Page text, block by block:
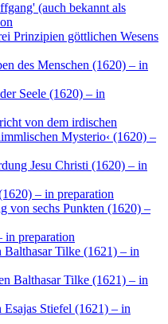
(auch bekannt als
Prinzipien göttlichen Wesens
des Menschen (1620) – in
Seele (1620) – in
von dem irdischen
Mysterio‹ (1620) –
Jesu Christi (1620) – in
– in preparation
von sechs Punkten (1620) –
in preparation
Balthasar Tilke (1621) – in
Balthasar Tilke (1621) – in
Stiefel (1621) – in